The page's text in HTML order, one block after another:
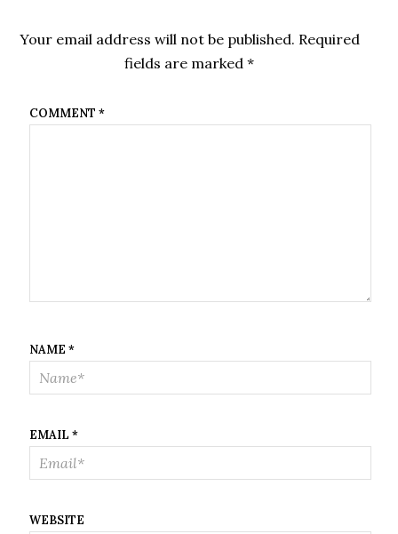
Your email address will not be published. Required
fields are marked*
COMMENT *
NAME *
EMAIL *
WEBSITE